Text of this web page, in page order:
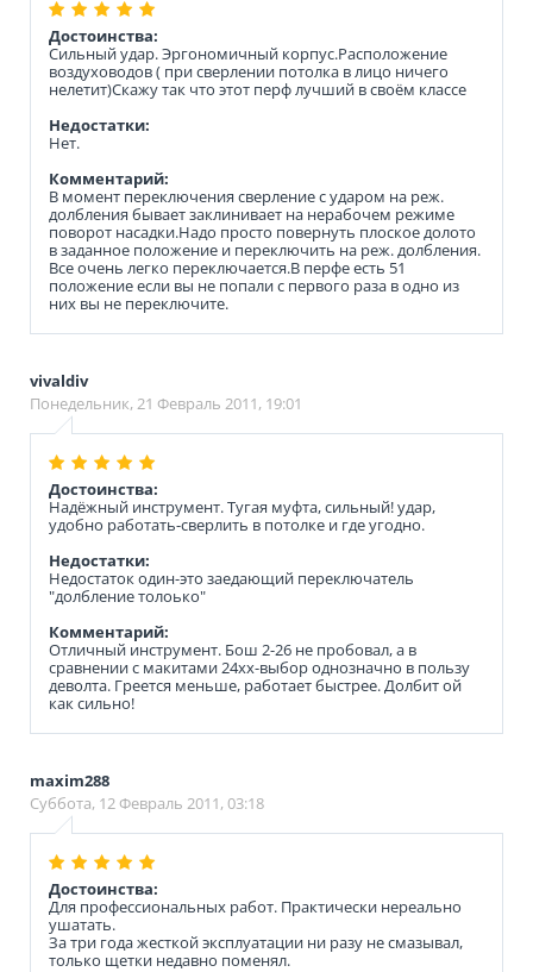
Достоинства:
Сильный удар. Эргономичный корпус.Расположение
воздуховодов ( при сверлении потолка в лицо ничего
нелетит)Скажу так что этот перф лучший в своём классе
Недостатки:
Нет.
Комментарий:
В момент переключения сверление с ударом на реж.
долбления бывает заклинивает на нерабочем режиме
поворот насадки.Надо просто повернуть плоское долото
в заданное положение и переключить на реж. долбления.
Все очень легко переключается.В перфе есть 51
положение если вы не попали с первого раза в одно из
них вы не переключите.
vivaldiv
Понедельник, 21 Февраль 2011, 19:01
Достоинства:
Надёжный инструмент. Тугая муфта, сильный! удар,
удобно работать-сверлить в потолке и где угодно.
Недостатки:
Недостаток один-это заедающий переключатель
"долбление толоько"
Комментарий:
Отличный инструмент. Бош 2-26 не пробовал, а в
сравнении с макитами 24хх-выбор однозначно в пользу
деволта. Греется меньше, работает быстрее. Долбит ой
как сильно!
maxim288
Суббота, 12 Февраль 2011, 03:18
Достоинства:
Для профессиональных работ. Практически нереально
ушатать.
За три года жесткой эксплуатации ни разу не смазывал,
только щетки недавно поменял.